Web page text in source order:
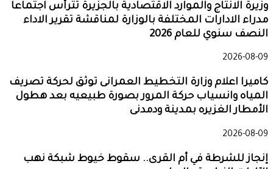
وزيرة الانتاج والموارد الاقتصادية بالجزيرة تترأس اجتماعا
مدراء الادارات المختلفة بالوزارة لمناقشة تقرير الاداء
النصف سنوي للعام 2026
2026-08-09
كاميرا اعلام وزارة التخطيط العمرانى توثق لحركة تصريف
المياه وانسياب حركة المرور بصورة طبيعيه بعد هطول
الأمطار الغزيره بمدينة ودمدنى
2026-08-09
إنجاز للشرطة في أم القرى.. سقوط خيوط شبكة نهب